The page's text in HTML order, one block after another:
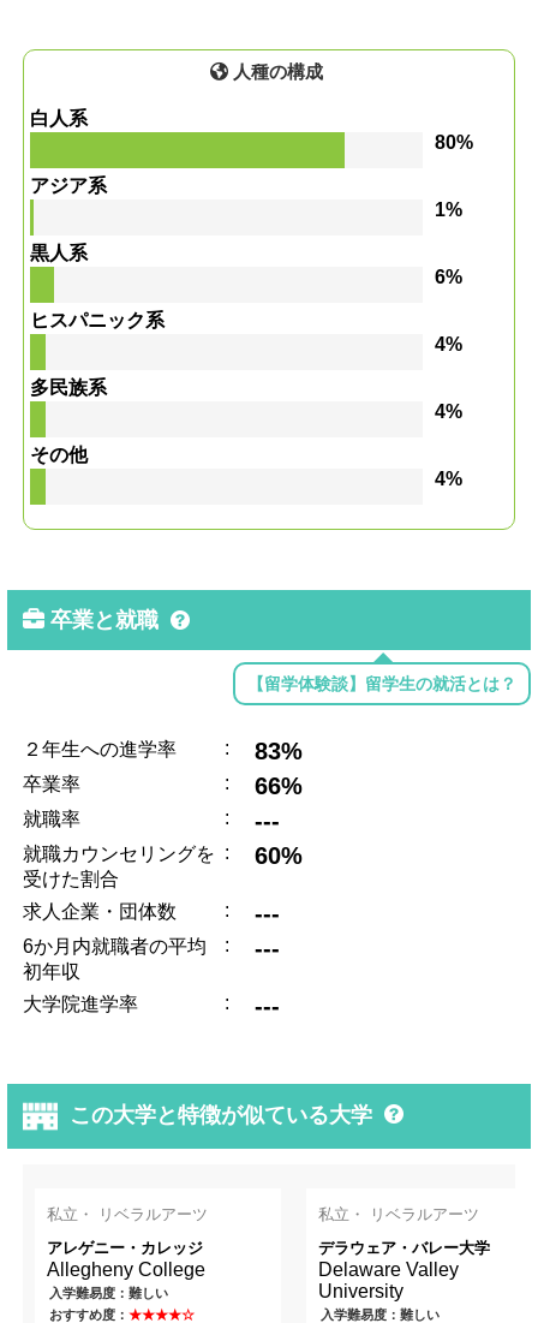
人種の構成
白人系
80%
アジア系
1%
黒人系
6%
ヒスパニック系
4%
多民族系
4%
その他
4%
卒業と就職
【留学体験談】留学生の就活とは？
２年生への進学率 : 83%
卒業率 : 66%
就職率 : ---
就職カウンセリングを
受けた割合
: 60%
求人企業・団体数 : ---
6か月内就職者の平均
初年収
: ---
大学院進学率 : ---
この大学と特徴が似ている大学
私立・ リベラルアーツ
アレゲニー・カレッジ
Allegheny College
入学難易度：難しい
おすすめ度：★★★★☆
私立・ リベラルアーツ
デラウェア・バレー大学
Delaware Valley
University
入学難易度：難しい